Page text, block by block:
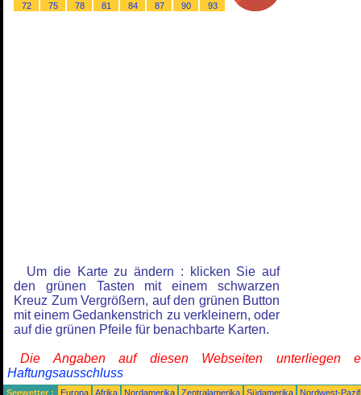
72
75 78 81 84 87 90 93
Um die Karte zu ändern : klicken Sie auf
den grünen Tasten mit einem schwarzen
Kreuz Zum Vergrößern, auf den grünen Button
mit einem Gedankenstrich zu verkleinern, oder
auf die grünen Pfeile für benachbarte Karten.
Die Angaben auf diesen Webseiten unterliegen
Haftungsausschluss
Seewetter : Europa Afrika Nordamerika Zentralamerika Südamerika
Nordwest-